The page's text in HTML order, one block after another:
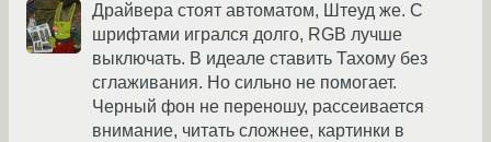
Драйвера стоят автоматом, Штеуд же. С
шрифтами игрался долго, RGB лучше
выключать. В идеале ставить Тахому без
сглаживания. Но сильно не помогает.
Черный фон не переношу, рассеивается
внимание, читать сложнее, картинки в